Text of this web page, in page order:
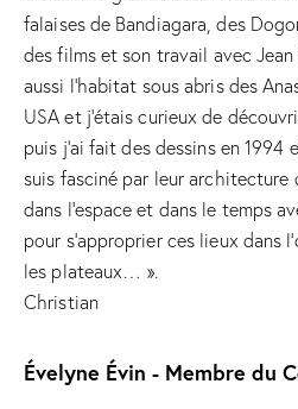
falaises de Bandiagara, des
des films et son travail avec
aussi l’habitat sous abris des
USA et j’étais curieux de
puis j’ai fait des dessins en 1994
suis fasciné par leur architecture
dans l’espace et dans le temps
pour s’approprier ces lieux dans
les plateaux… ».
Christian
Évelyne Évin - Membre du